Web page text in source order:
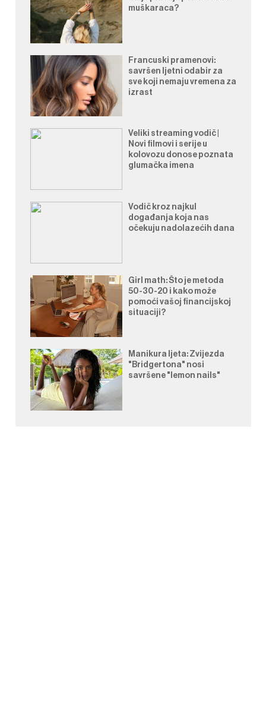
muškaraca?
Francuski pramenovi:
savršen ljetni odabir za
sve koji nemaju vremena za
izrast
Veliki streaming vodič |
Novi filmovi i serije u
kolovozu donose poznata
glumačka imena
Vodič kroz najkul
događanja koja nas
očekuju nadolazećih dana
Girl math: Što je metoda
50-30-20 i kako može
pomoći vašoj financijskoj
situaciji?
Manikura ljeta: Zvijezda
"Bridgertona" nosi
savršene "lemon nails"